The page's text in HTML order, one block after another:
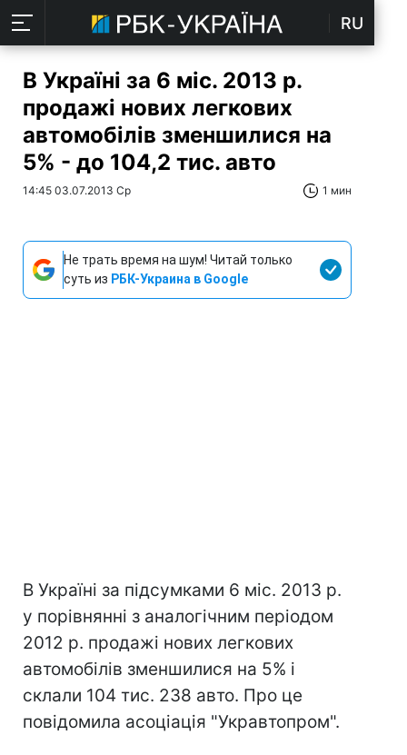
RU
В Україні за 6 міс. 2013 р.
продажі нових легкових
автомобілів зменшилися на
5% - до 104,2 тис. авто
14:45 03.07.2013 Ср 1 мин
Не трать время на шум! Читай только
суть из РБК-Украина в Google
В Україні за підсумками 6 міс. 2013 р.
у порівнянні з аналогічним періодом
2012 р. продажі нових легкових
автомобілів зменшилися на 5% і
склали 104 тис. 238 авто. Про це
повідомила асоціація "Укравтопром".